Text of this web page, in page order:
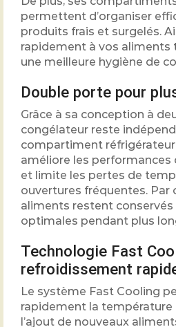
permettent d’organiser
produits frais et surgelés.
rapidement à vos
une meilleure hygiène de
Double porte pour
Grâce à sa conception à
congélateur reste
compartiment
améliore les
et limite les pertes de
ouvertures fréquentes. Par
aliments restent
optimales pendant plus
Technologie Fast
refroidissement
Le système Fast Cooling
rapidement la température
l’ajout de nouveaux